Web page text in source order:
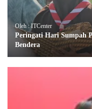
Oleh : ITCenter
Peringati Hari Sumpah
Bendera